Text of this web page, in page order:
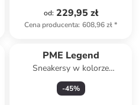
od: 229,95 zł
Cena producenta: 608,96 zł*
PME Legend
Sneakersy w kolorze
granatowym
-45%